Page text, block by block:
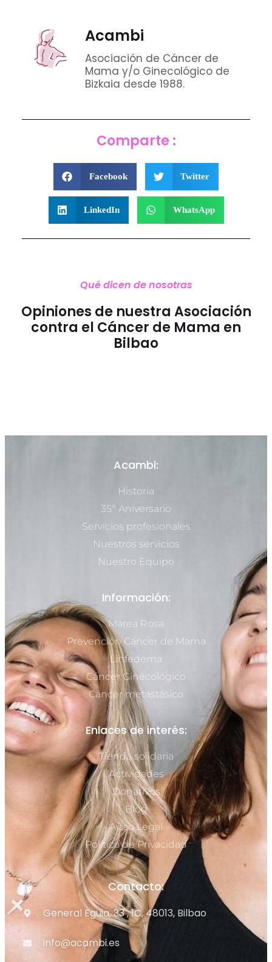
Acambi
Asociación de Cáncer de
Mama y/o Ginecológico de
Bizkaia desde 1988.
Comparte :
Facebook Twitter
LinkedIn WhatsApp
Qué dicen de nosotras
Opiniones de nuestra Asociación
contra el Cáncer de Mama en
Bilbao
Acambi:
Historia
35º Aniversario
Servicios profesionales
Nuestros servicios
Nuestro Equipo
Información:
Marea Rosa
Prevención Cáncer de Mama
Linfedema
Cáncer Ginecológico
Cáncer metastásico
Enlaces de interés:
Tienda solidaria
Actividades
Donativos
Blog
Aviso Legal
Política de Privacidad
Contacto:
General Eguia, 33 , 1C, 48013, Bilbao
info@acambi.es